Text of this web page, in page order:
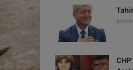
admin